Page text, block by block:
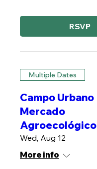
RSVP
Multiple Dates
Campo Urbano
Mercado
Agroecológico
Wed, Aug 12
More info